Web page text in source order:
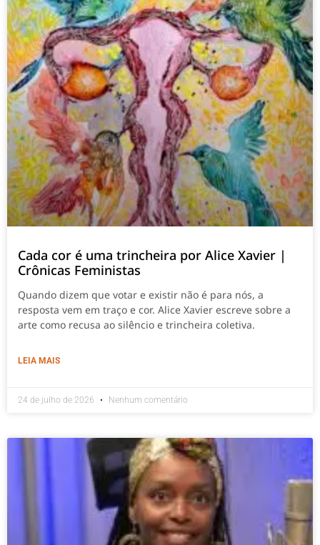
Cada cor é uma trincheira por Alice Xavier |
Crônicas Feministas
Quando dizem que votar e existir não é para nós, a
resposta vem em traço e cor. Alice Xavier escreve sobre a
arte como recusa ao silêncio e trincheira coletiva.
LEIA MAIS
24 de julho de 2026 Nenhum comentário